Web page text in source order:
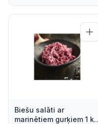
Biešu salāti ar
marinētiem gurķiem 1 kg